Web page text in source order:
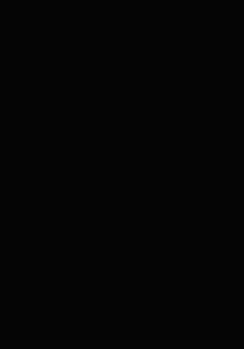
Ci najciekawsze informacje i
Ci naszych komunikatów na
zwyczajów dotyczących
się na stronach podmiotów
innych dostawców usług. Firmy
nasze treści w postaci